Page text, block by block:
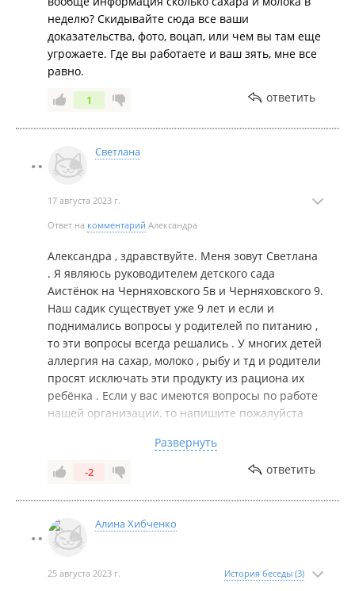
неделю? Скидывайте сюда все ваши
доказательства, фото, воцап, или чем вы там еще
угрожаете. Где вы работаете и ваш зять, мне все
равно.
1 ответить
Светлана
17 августа 2023 г.
Ответ на комментарий Александра
Александра , здравствуйте. Меня зовут Светлана
. Я являюсь руководителем детского сада
Аистёнок на Черняховского 5в и Черняховского 9.
Наш садик существует уже 9 лет и если и
поднимались вопросы у родителей по питанию ,
то эти вопросы всегда решались . У многих детей
аллергия на сахар, молоко , рыбу и тд и родители
просят исключать эти продукту из рациона их
ребёнка . Если у вас имеются вопросы по работе
нашей организации, то напишите пожалуйста
как руководитель, что то упускаю из вида . А вы
тем самым сможете возможно улучшить
нахождения детей в саду. Если ваш комментарий
имеет место быть , мы разберёмся в
сложившиеся ситуации . Моя позиция всегда
была и остаётся на открытости перед
родителями, которые доверяют нам своих детей.
И мне вселив в любое время все родители могут
Развернуть
-2 ответить
Алина Хибченко
25 августа 2023 г. История беседы (3)